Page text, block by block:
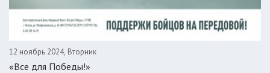
12 ноябрь 2024, Вторник
«Все для Победы!»